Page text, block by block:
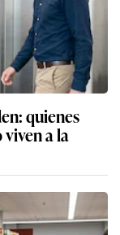
quienes
a la